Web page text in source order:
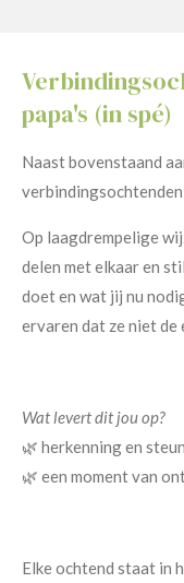
papa's (in spé)
Naast bovenstaand
verbindingsochtenden
Op laagdrempelige
delen met elkaar en
doet en wat jij nu
ervaren dat ze niet de
Wat levert dit jou op?
🌿 herkenning en
🌿 een moment van
Elke ochtend staat in